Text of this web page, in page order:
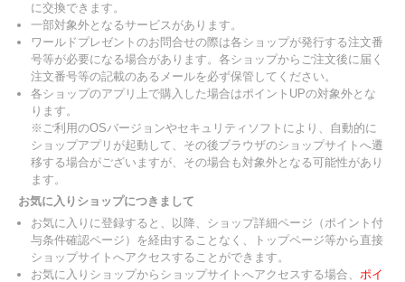
に交換できます。
一部対象外となるサービスがあります。
ワールドプレゼントのお問合せの際は各ショップが発行する注文番
号等が必要になる場合があります。各ショップからご注文後に届く
注文番号等の記載のあるメールを必ず保管してください。
各ショップのアプリ上で購入した場合はポイントUPの対象外とな
ります。
※ご利用のOSバージョンやセキュリティソフトにより、自動的に
ショップアプリが起動して、その後ブラウザのショップサイトへ遷
移する場合がございますが、その場合も対象外となる可能性があり
ます。
お気に入りショップにつきまして
お気に入りに登録すると、以降、ショップ詳細ページ（ポイント付
与条件確認ページ）を経由することなく、トップページ等から直接
ショップサイトへアクセスすることができます。
お気に入りショップからショップサイトへアクセスする場合、 ポイ